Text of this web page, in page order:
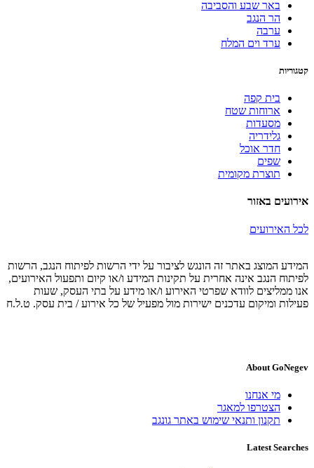
באר שבע והסביבה
הר הנגב
ערבה
ערד וים המלח
קטגוריות
בית קפה
ארוחות שטח
מסעדות
גלידריה
חדר אוכל
שפים
תוצרת מקומית
אירועים באזור
לכל האירועים
המידע המוצג באתר זה הונגש לציבור על ידי הרשות לפיתוח הנגב, הרשות
לפיתוח הנגב אינה אחרית על תקינות המידע ו/או קיום ותפעול האירועים,
אנו ממליצים לוודא שפרטי האירוע ו/או מידע על בתי העסק, שעות
פעילות ומיקום עדכנים ישירות מול מפעיל של כל אירוע / בית עסק. ט.ל.ח
About GoNegev
מי אנחנו
הצטרפו למאגר
תקנון ותנאי שימוש באתר גונגב
Latest Searches